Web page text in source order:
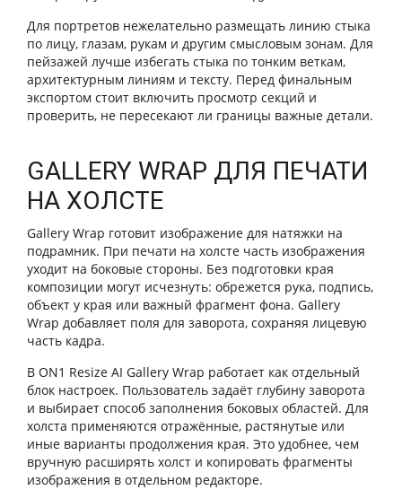
Для портретов нежелательно размещать линию стыка
по лицу, глазам, рукам и другим смысловым зонам. Для
пейзажей лучше избегать стыка по тонким веткам,
архитектурным линиям и тексту. Перед финальным
экспортом стоит включить просмотр секций и
проверить, не пересекают ли границы важные детали.
GALLERY WRAP ДЛЯ ПЕЧАТИ
НА ХОЛСТЕ
Gallery Wrap готовит изображение для натяжки на
подрамник. При печати на холсте часть изображения
уходит на боковые стороны. Без подготовки края
композиции могут исчезнуть: обрежется рука, подпись,
объект у края или важный фрагмент фона. Gallery
Wrap добавляет поля для заворота, сохраняя лицевую
часть кадра.
В ON1 Resize AI Gallery Wrap работает как отдельный
блок настроек. Пользователь задаёт глубину заворота
и выбирает способ заполнения боковых областей. Для
холста применяются отражённые, растянутые или
иные варианты продолжения края. Это удобнее, чем
вручную расширять холст и копировать фрагменты
изображения в отдельном редакторе.